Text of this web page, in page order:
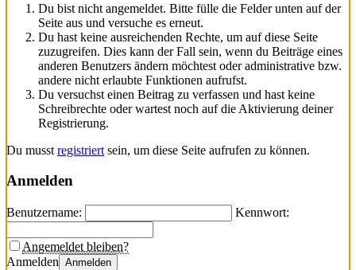
Du bist nicht angemeldet. Bitte fülle die Felder unten auf der
Seite aus und versuche es erneut.
Du hast keine ausreichenden Rechte, um auf diese Seite
zuzugreifen. Dies kann der Fall sein, wenn du Beiträge eines
anderen Benutzers ändern möchtest oder administrative bzw.
andere nicht erlaubte Funktionen aufrufst.
Du versuchst einen Beitrag zu verfassen und hast keine
Schreibrechte oder wartest noch auf die Aktivierung deiner
Registrierung.
Du musst registriert sein, um diese Seite aufrufen zu können.
Anmelden
Benutzername: Kennwort:
Angemeldet bleiben?
Anmelden Anmelden